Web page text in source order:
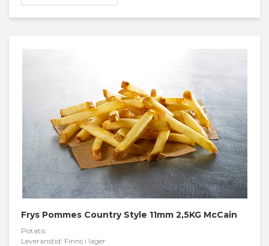
Frys Pommes Country Style 11mm 2,5KG McCain
Potatis
Leveranstid: Finns i lager